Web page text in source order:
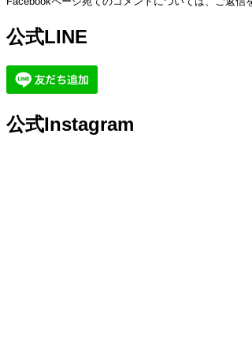
送
り
公式LINE
公式Instagram